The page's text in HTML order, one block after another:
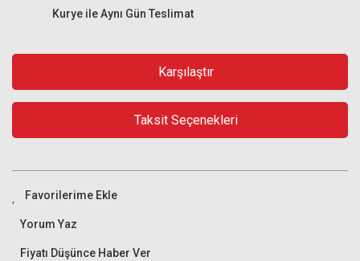
Kurye ile Aynı Gün Teslimat
Karşılaştır
Taksit Seçenekleri
Yorum Yaz
Fiyatı Düşünce Haber Ver